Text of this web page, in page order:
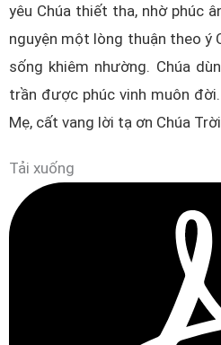
yêu Chúa thiết tha, nhờ phúc
nguyện một lòng thuận theo ý
sống khiêm nhường. Chúa
trần được phúc vinh muôn
Mẹ, cất vang lời tạ ơn Chúa
Tải xuống